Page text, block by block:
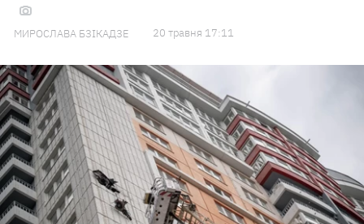
МИРОСЛАВА БЗІКАДЗЕ 20 травня 17:11